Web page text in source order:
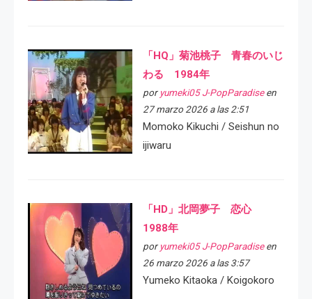
「HQ」菊池桃子 青春のいじ
わる 1984年
por yumeki05 J-PopParadiseen
27 marzo 2026 a las 2:51
Momoko Kikuchi / Seishun no
ijiwaru
「HD」北岡夢子 恋心
1988年
por yumeki05 J-PopParadiseen
26 marzo 2026 a las 3:57
Yumeko Kitaoka / Koigokoro